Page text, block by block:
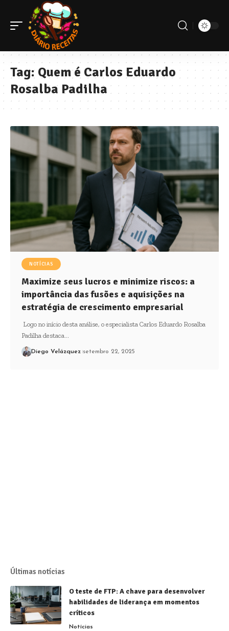
Tag: Quem é Carlos Eduardo
Rosalba Padilha
NOTÍCIAS
Maximize seus lucros e minimize riscos: a
importância das fusões e aquisições na
estratégia de crescimento empresarial
Logo no início desta análise, o especialista Carlos Eduardo Rosalba
Padilha destaca…
Diego Velázquez setembro 22, 2025
Últimas notícias
O teste de FTP: A chave para desenvolver
habilidades de liderança em momentos
críticos
Notícias